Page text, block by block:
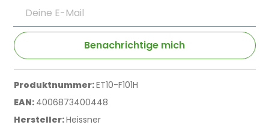
Benachrichtige mich
Produktnummer:ET10-F101H
EAN: 4006873400448
Hersteller:Heissner